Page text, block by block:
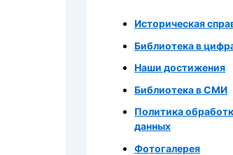
Историческая
Библиотека в
Наши достижения
Библиотека в СМИ
Политика
данных
Фотогалерея